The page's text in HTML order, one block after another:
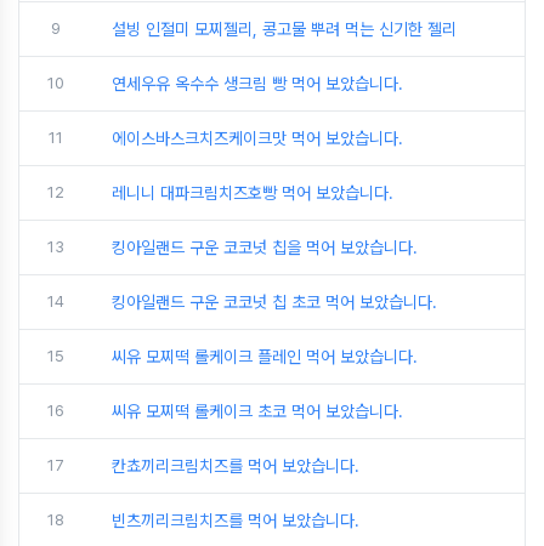
9 설빙 인절미 모찌젤리, 콩고물 뿌려 먹는 신기한 젤리
10 연세우유 옥수수 생크림 빵 먹어 보았습니다.
11 에이스바스크치즈케이크맛 먹어 보았습니다.
12 레니니 대파크림치즈호빵 먹어 보았습니다.
13 킹아일랜드 구운 코코넛 칩을 먹어 보았습니다.
14 킹아일랜드 구운 코코넛 칩 초코 먹어 보았습니다.
15 씨유 모찌떡 롤케이크 플레인 먹어 보았습니다.
16 씨유 모찌떡 롤케이크 초코 먹어 보았습니다.
17 칸쵸끼리크림치즈를 먹어 보았습니다.
18 빈츠끼리크림치즈를 먹어 보았습니다.